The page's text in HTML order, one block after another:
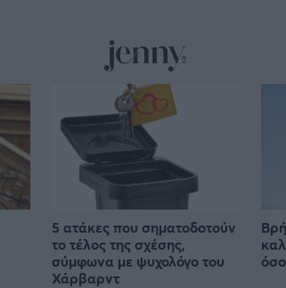
5 ατάκες που σηματοδοτούν
το τέλος της σχέσης,
σύμφωνα με ψυχολόγο του
Χάρβαρντ